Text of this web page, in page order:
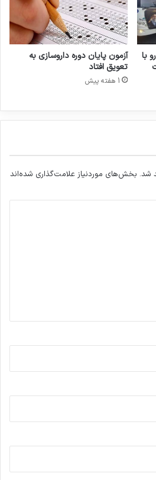
با
آزمون پایان دوره داروسازی به
تعویق افتاد
1 هفته پیش
شد. بخش‌های موردنیاز علامت‌گذاری شده‌اند